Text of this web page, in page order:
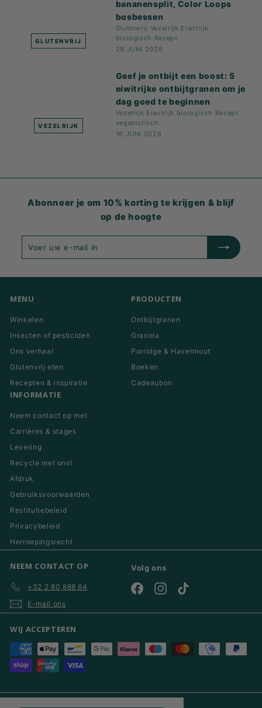
GLUTENVRIJ
bananensplit, Color Loops
bosbessen
Glutenvrij Vezelrijk Eiwitrijk
biologisch Recept
29 JUNI 2026
VEZELRIJK
Geef je ontbijt een boost: 5
eiwitrijke ontbijtgranen om je
dag goed te beginnen
Vezelrijk Eiwitrijk biologisch Recept
veganistisch
16 JUNI 2026
Abonneer je om 10% korting te krijgen & blijf
op de hoogte
mail
MENU
Winkelen
Insecten of pesticiden
Ons verhaal
Glutenvrij eten
Recepten & inspiratie
PRODUCTEN
Ontbijtgranen
Granola
Porridge & Havermout
Boeken
Cadeaubon
INFORMATIE
Neem contact op met
Carrières & stages
Levering
Recycle met ons!
Afdruk
Gebruiksvoorwaarden
Restitutiebeleid
Privacybeleid
Herroepingsrecht
NEEM CONTACT OP
+32 2 80 888 64
E-mail ons
Volg ons
FacebookInstagram
WIJ ACCEPTEREN